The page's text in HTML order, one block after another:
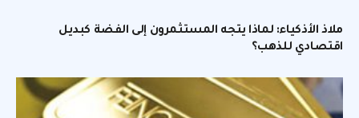
ملاذ الأذكياء: لماذا يتجه المستثمرون إلى الفضة كبديل
اقتصادي للذهب؟